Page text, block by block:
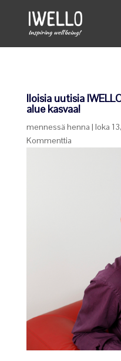
Iloisia uutisia
alue kasvaa!
mennessä henna | loka
Kommenttia